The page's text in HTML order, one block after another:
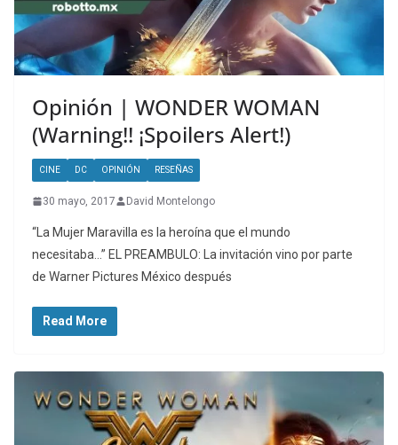
Opinión | WONDER WOMAN
(Warning!! ¡Spoilers Alert!)
CINE DC OPINIÓN RESEÑAS
30 mayo, 2017 David Montelongo
“La Mujer Maravilla es la heroína que el mundo
necesitaba…” EL PREAMBULO: La invitación vino por parte
de Warner Pictures México después
Read More